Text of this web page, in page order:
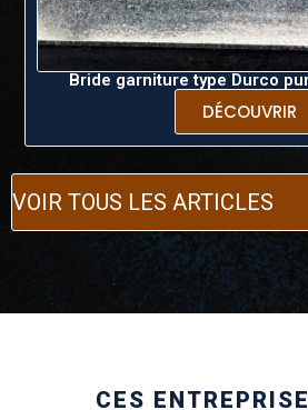
Bride garniture type Durco
DÉCOUVRIR
VOIR TOUS LES ARTICLES
CES